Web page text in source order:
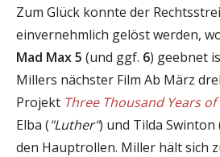
Zum Glück konnte der
einvernehmlich gelöst werden,
Mad Max 5 (und ggf. 6) geebnet
Millers nächster Film Ab März
Projekt Three Thousand Years
Elba ("Luther") und Tilda Swinton
den Hauptrollen. Miller hält sich